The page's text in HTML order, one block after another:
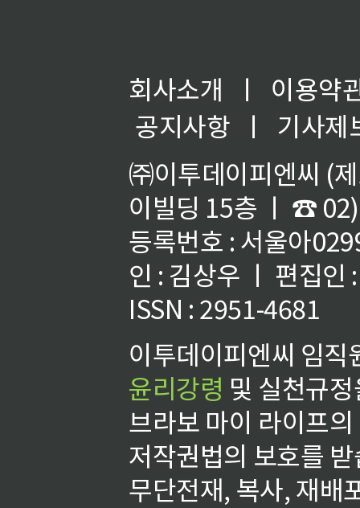
회사소개 ㅣ
이용약
공지사항
ㅣ
기사제
㈜이투데이피엔씨 (
이빌딩 15층 ㅣ ☎
등록번호 : 서울아
인 : 김상우 ㅣ 편집인
ISSN : 2951-4681
이투데이피엔씨 임
윤리강령 및 실천규
브라보 마이 라이프
저작권법의 보호를
무단전재, 복사, 재배